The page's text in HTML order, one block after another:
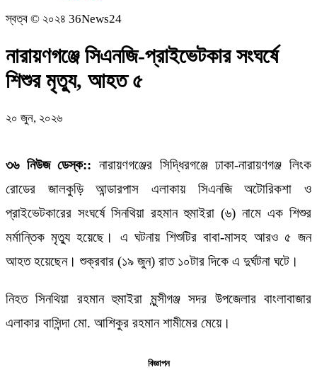
স্বত্ব © ২০২৪ 36News24
নারায়ণগঞ্জে সিএনজি-প্রাইভেটকার সংঘর্ষে
শিশুর মৃত্যু, আহত ৫
২০ জুন, ২০২৬
৩৬ নিউজ ডেস্ক:: নারায়ণগঞ্জের সিদ্ধিরগঞ্জে ঢাকা-নারায়ণগঞ্জ লিংক
রোডের জালকুড়ি আন্ডারপাস এলাকায় সিএনজি অটোরিকশা ও
প্রাইভেটকারের সংঘর্ষে সিনথিয়া রহমান হুমাইরা (৬) নামে এক শিশুর
মর্মান্তিক মৃত্যু হয়েছে। এ ঘটনায় শিশুটির বাবা-মাসহ আরও ৫ জন
আহত হয়েছেন। শুক্রবার (১৯ জুন) রাত ১০টার দিকে এ দুর্ঘটনা ঘটে।
নিহত সিনথিয়া রহমান হুমাইরা মুন্সীগঞ্জ সদর উপজেলার বাংলাবাজার
এলাকার বাসিন্দা মো. আশিকুর রহমান শামীমের মেয়ে।
বিজ্ঞাপন